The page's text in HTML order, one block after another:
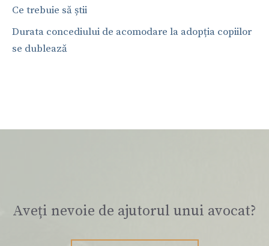
Ce trebuie să știi
Durata concediului de acomodare la adopția copiilor
se dublează
Aveți nevoie de ajutorul unui avocat?